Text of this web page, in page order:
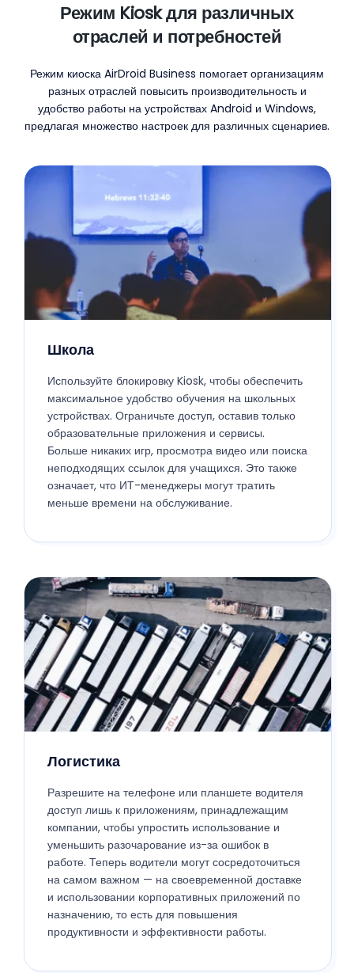
Режим Kiosk для различных
отраслей и потребностей
Режим киоска AirDroid Business помогает организациям
разных отраслей повысить производительность и
удобство работы на устройствах Android и Windows,
предлагая множество настроек для различных сценариев.
Школа
Используйте блокировку Kiosk, чтобы обеспечить
максимальное удобство обучения на школьных
устройствах. Ограничьте доступ, оставив только
образовательные приложения и сервисы.
Больше никаких игр, просмотра видео или поиска
неподходящих ссылок для учащихся. Это также
означает, что ИТ-менеджеры могут тратить
меньше времени на обслуживание.
Логистика
Разрешите на телефоне или планшете водителя
доступ лишь к приложениям, принадлежащим
компании, чтобы упростить использование и
уменьшить разочарование из-за ошибок в
работе. Теперь водители могут сосредоточиться
на самом важном — на своевременной доставке
и использовании корпоративных приложений по
назначению, то есть для повышения
продуктивности и эффективности работы.